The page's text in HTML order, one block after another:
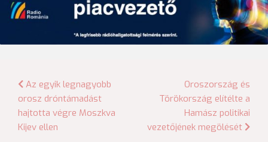
Bejegyzés
navigáció
Az egyik legnagyobb
orosz dróntámadást
hajtotta végre Moszkva
Kijev ellen
Oroszország és
Törökország elítélte a
Hamász politikai
vezetőjének megölését